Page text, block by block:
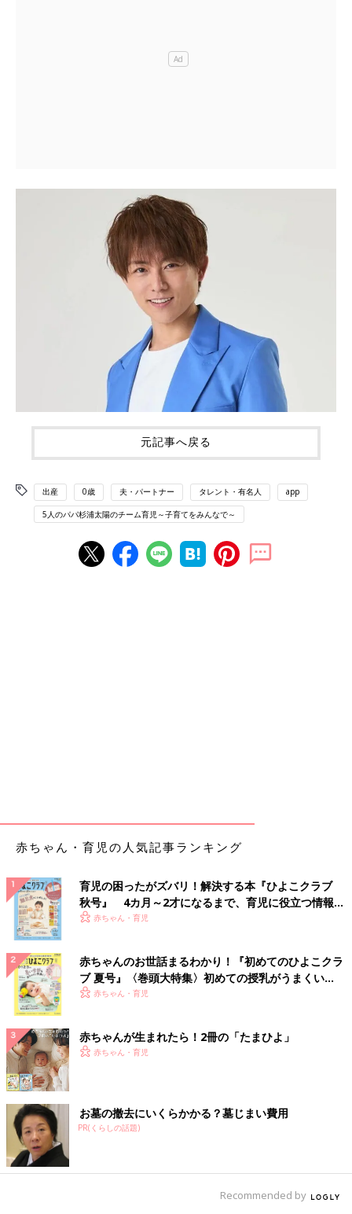
元記事へ戻る
出産 0歳 夫・パートナー タレント・有名人 app
5人のパパ杉浦太陽のチーム育児～子育てをみんなで～
赤ちゃん・育児の人気記事ランキング
育児の困ったがズバリ！解決する本『ひよこクラブ
秋号』 4カ月～2才になるまで、育児に役立つ情報が
いっぱい！
赤ちゃん・育児
赤ちゃんのお世話まるわかり！『初めてのひよこクラ
ブ 夏号』〈巻頭大特集〉初めての授乳がうまくい
く！ おっぱい・ミルクの基本と夏のトラブル 解決テ
赤ちゃん・育児
赤ちゃんが生まれたら！2冊の「たまひよ」
赤ちゃん・育児
お墓の撤去にいくらかかる？墓じまい費用
PR(くらしの話題)
Recommended by